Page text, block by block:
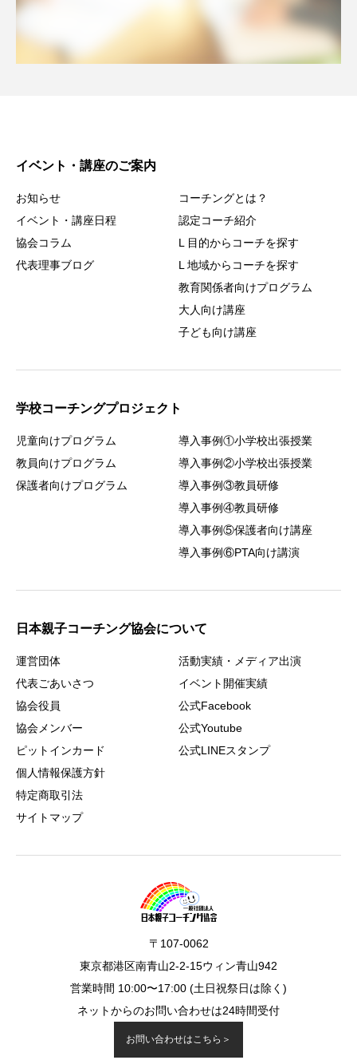
イベント・講座のご案内
お知らせ
イベント・講座日程
協会コラム
代表理事ブログ
コーチングとは？
認定コーチ紹介
L 目的からコーチを探す
L 地域からコーチを探す
教育関係者向けプログラム
大人向け講座
子ども向け講座
学校コーチングプロジェクト
児童向けプログラム
教員向けプログラム
保護者向けプログラム
導入事例①小学校出張授業
導入事例②小学校出張授業
導入事例③教員研修
導入事例④教員研修
導入事例⑤保護者向け講座
導入事例⑥PTA向け講演
日本親子コーチング協会について
運営団体
代表ごあいさつ
協会役員
協会メンバー
ピットインカード
個人情報保護方針
特定商取引法
サイトマップ
活動実績・メディア出演
イベント開催実績
公式Facebook
公式Youtube
公式LINEスタンプ
〒107-0062
東京都港区南青山2-2-15ウィン青山942
営業時間 10:00〜17:00 (土日祝祭日は除く)
ネットからのお問い合わせは24時間受付
お問い合わせはこちら＞